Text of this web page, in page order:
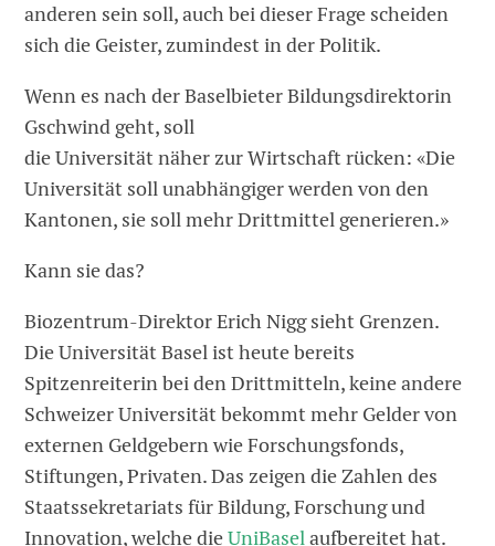
anderen sein soll, auch bei dieser Frage scheiden
sich die Geister, zumindest in der Politik.
Wenn es nach der Baselbieter Bildungsdirektorin
Gschwind geht, soll
die Universität näher zur Wirtschaft rücken: «Die
Universität soll unabhängiger werden von den
Kantonen, sie soll mehr Drittmittel generieren.»
Kann sie das?
Biozentrum-Direktor Erich Nigg sieht Grenzen.
Die Universität Basel ist heute bereits
Spitzenreiterin bei den Drittmitteln, keine andere
Schweizer Universität bekommt mehr Gelder von
externen Geldgebern wie Forschungsfonds,
Stiftungen, Privaten. Das zeigen die Zahlen des
Staatssekretariats für Bildung, Forschung und
Innovation, welche dieUniBaselaufbereitet hat.